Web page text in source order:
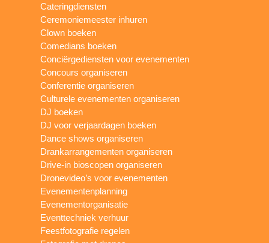
Cateringdiensten
Ceremoniemeester inhuren
Clown boeken
Comedians boeken
Conciërgediensten voor evenementen
Concours organiseren
Conferentie organiseren
Culturele evenementen organiseren
DJ boeken
DJ voor verjaardagen boeken
Dance shows organiseren
Drankarrangementen organiseren
Drive-in bioscopen organiseren
Dronevideo’s voor evenementen
Evenementenplanning
Evenementorganisatie
Eventtechniek verhuur
Feestfotografie regelen